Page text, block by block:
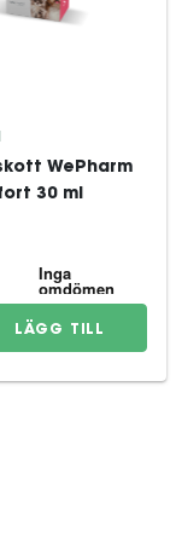
WePharm
30 ml
LÄGG TILL